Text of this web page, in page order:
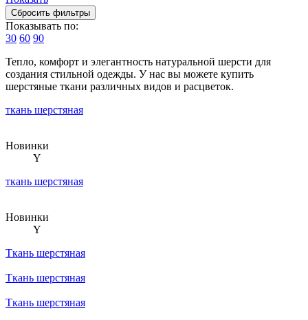
Показывать по:
30 60 90
Тепло, комфорт и элегантность натуральной шерсти для
создания стильной одежды. У нас вы можете купить
шерстяные ткани различных видов и расцветок.
ткань шерстяная
Новинки
Y
ткань шерстяная
Новинки
Y
Ткань шерстяная
Ткань шерстяная
Ткань шерстяная